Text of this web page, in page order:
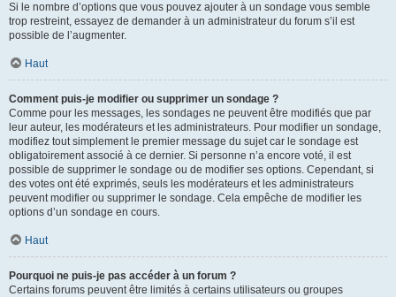
Si le nombre d’options que vous pouvez ajouter à un sondage vous semble
trop restreint, essayez de demander à un administrateur du forum s’il est
possible de l’augmenter.
Haut
Comment puis-je modifier ou supprimer un sondage ?
Comme pour les messages, les sondages ne peuvent être modifiés que par
leur auteur, les modérateurs et les administrateurs. Pour modifier un sondage,
modifiez tout simplement le premier message du sujet car le sondage est
obligatoirement associé à ce dernier. Si personne n’a encore voté, il est
possible de supprimer le sondage ou de modifier ses options. Cependant, si
des votes ont été exprimés, seuls les modérateurs et les administrateurs
peuvent modifier ou supprimer le sondage. Cela empêche de modifier les
options d’un sondage en cours.
Haut
Pourquoi ne puis-je pas accéder à un forum ?
Certains forums peuvent être limités à certains utilisateurs ou groupes